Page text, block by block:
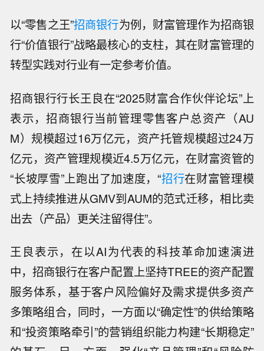
以“零售之王”招商银行为例，财富管理作为招商银
行“价值银行”战略最核心的支柱，其在财富管理的
转型实践对行业有一定参考价值。
招商银行行长王良在“2025财富合作伙伴论坛”上
表示，招商银行当前管理零售客户总资产（AU
M）规模超过16万亿元，资产托管规模超过24万
亿元，资产管理规模近4.5万亿元，在财富资管的
“长坡厚雪”上跑出了加速度，“招行在财富管理模
式上持续推进从GMV到AUM的范式迁移，相比卖
出去（产品）更关注留得住”。
王良表示，在以AI为代表的科技革命加速演进
中，招商银行在客户配置上坚持TREE的资产配置
服务体系，基于客户风险偏好及需求提供多资产
多策略组合，同时，一方面以“确定性”的供给策略
和“投资策略牵引”的营销组织能力构建“长期稳定”